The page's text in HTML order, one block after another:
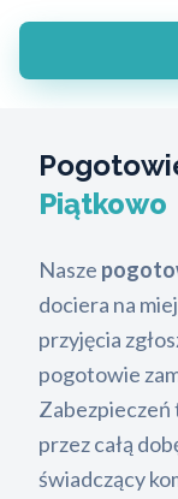
Piątkowo
Nasze
dociera na
przyjęcia
pogotowie
Zabezpieczeń
przez całą
świadczący